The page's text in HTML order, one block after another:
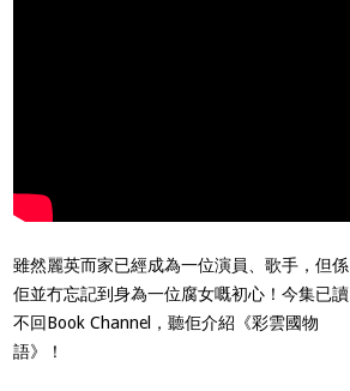
雖然麗英而家已經成為一位演員、歌手，但係
佢並冇忘記到身為一位腐女嘅初心！今集已讀
不回Book Channel，聽佢介紹《彩雲國物
語》！